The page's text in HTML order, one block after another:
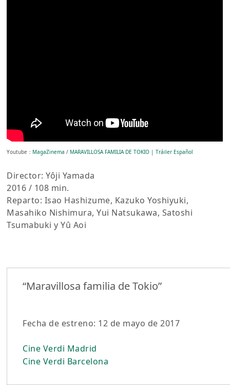
Youtube： MagaZinema / MARAVILLOSA FAMILIA DE TOKIO | Tráiler Español
Director: Yôji Yamada
2016 / 108 min.
Reparto: Isao Hashizume, Kazuko Yoshiyuki,
Masahiko Nishimura, Yui Natsukawa, Satoshi
Tsumabuki y Yû Aoi
“Maravillosa familia de Tokio”
Fecha de estreno: 12 de mayo de 2017
Cine Verdi Madrid
Cine Verdi Barcelona